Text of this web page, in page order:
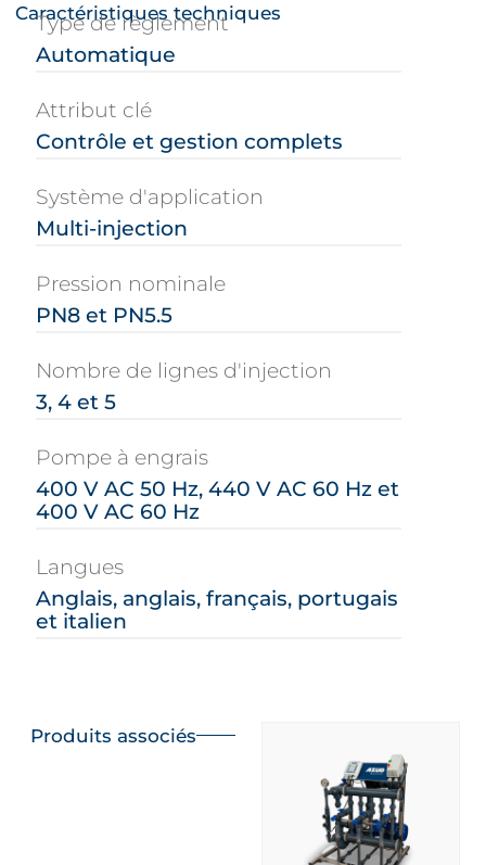
Caractéristiques techniques
Type de règlement
Automatique
Attribut clé
Contrôle et gestion complets
Système d'application
Multi-injection
Pression nominale
PN8 et PN5.5
Nombre de lignes d'injection
3, 4 et 5
Pompe à engrais
400 V AC 50 Hz, 440 V AC 60 Hz et
400 V AC 60 Hz
Langues
Anglais, anglais, français, portugais
et italien
Produits associés